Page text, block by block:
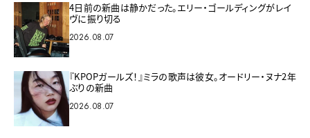
4日前の新曲は静かだった。エリー・ゴールディングがレイ
ヴに振り切る
2026.08.07
『KPOPガールズ！』ミラの歌声は彼女。オードリー・ヌナ2年
ぶりの新曲
2026.08.07